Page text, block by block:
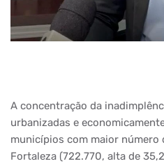
A concentração da
urbanizadas e
municípios com maior número
Fortaleza (722.770, alta de